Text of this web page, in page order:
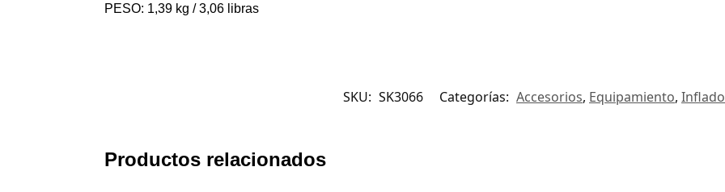
PESO: 1,39 kg / 3,06 libras
SKU: SK3066 Categorías: Accesorios, Equipamiento,
Productos relacionados